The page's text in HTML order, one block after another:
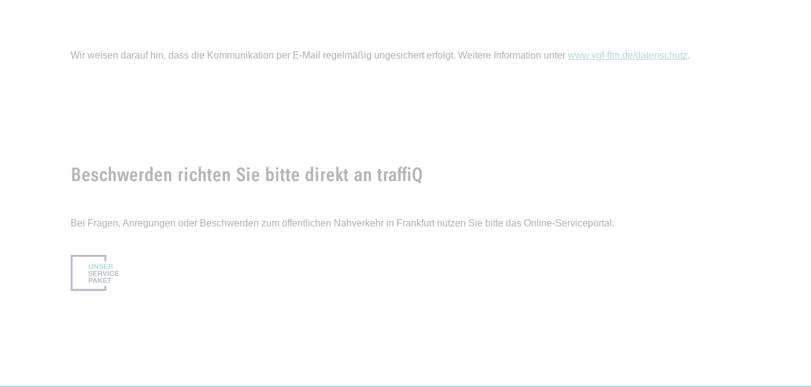
Wir weisen darauf hin, dass die Kommunikation per E-Mail regelmäßig ungesichert erfolgt. Weitere Information unter www.vgf-ffm.de/datenschutz.
Beschwerden richten Sie bitte direkt an traffiQ
Bei Fragen, Anregungen oder Beschwerden zum öffentlichen Nahverkehr in Frankfurt nutzen Sie bitte das Online-Serviceportal: